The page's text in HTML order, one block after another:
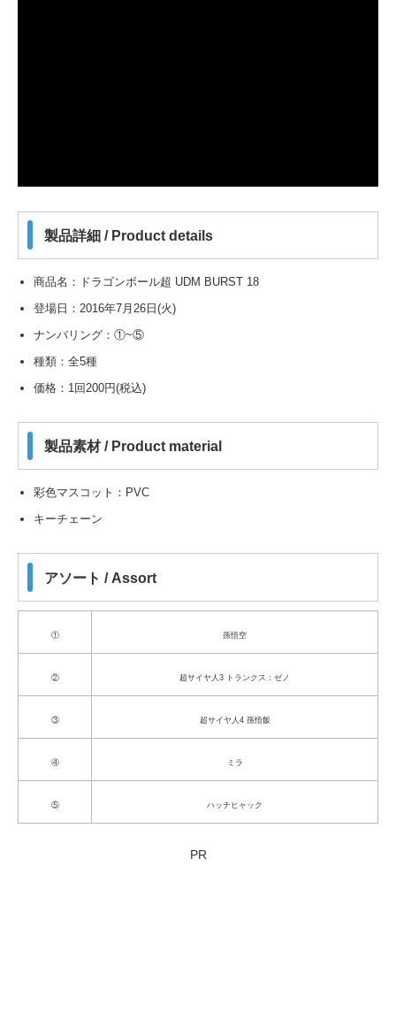
製品詳細 / Product details
商品名：ドラゴンボール超 UDM BURST 18
登場日：2016年7月26日(火)
ナンバリング：①~⑤
種類：全5種
価格：1回200円(税込)
製品素材 / Product material
彩色マスコット：PVC
キーチェーン
アソート / Assort
① 孫悟空
② 超サイヤ人3 トランクス：ゼノ
③ 超サイヤ人4 孫悟飯
④ ミラ
⑤ ハッチヒャック
PR